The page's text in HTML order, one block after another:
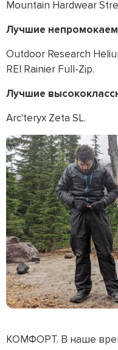
Mountain Hardwear
Лучшие
Outdoor Research
REI Rainier Full-Zip.
Лучшие
Arc'teryx Zeta SL.
КОМФОРТ. В наше